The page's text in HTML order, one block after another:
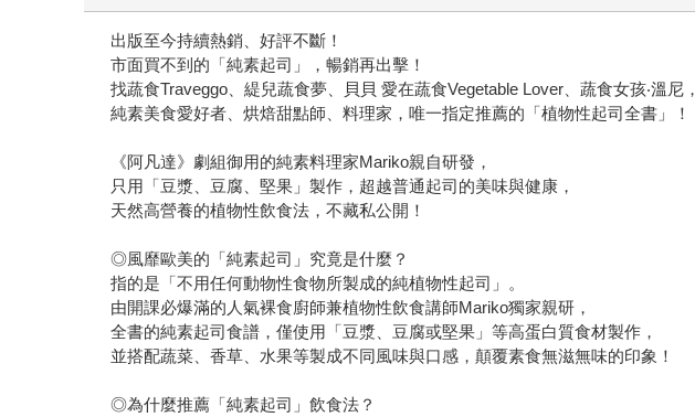
出版至今持續熱銷、好評不斷！
市面買不到的「純素起司」，暢銷再出擊！
找蔬食Traveggo、緹兒蔬食夢、貝貝 愛在蔬食Vegetable Lover、蔬食女孩‧溫尼，
純素美食愛好者、烘焙甜點師、料理家，唯一指定推薦的「植物性起司全書」！
《阿凡達》劇組御用的純素料理家Mariko親自研發，
只用「豆漿、豆腐、堅果」製作，超越普通起司的美味與健康，
天然高營養的植物性飲食法，不藏私公開！
◎風靡歐美的「純素起司」究竟是什麼？
指的是「不用任何動物性食物所製成的純植物性起司」。
由開課必爆滿的人氣裸食廚師兼植物性飲食講師Mariko獨家親研，
全書的純素起司食譜，僅使用「豆漿、豆腐或堅果」等高蛋白質食材製作，
並搭配蔬菜、香草、水果等製成不同風味與口感，顛覆素食無滋無味的印象！
◎為什麼推薦「純素起司」飲食法？